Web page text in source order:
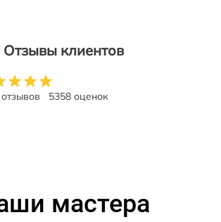
Отзывы клиентов
5358 оценок
мастера